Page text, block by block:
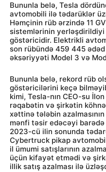
Bununla belə, Tesla
avtomobili ilə tədarüklər
Həmçinin rüb ərzində 11
sistemlərinin yerləşdirildiyi
göstəricidir. Elektrikli
son rübündə 459 445
əksəriyyəti Model 3 və
Bununla belə, rekord rüb
göstəricilərini keçə
kimi, Tesla-nın CEO-su
rəqabətin və şirkətin
xəttinə tələbin
mənfi təsir edəcəyi
2023-cü ilin sonunda
Cybertruck pikap
il ümumi satışlarının
üçün kifayət etmədi və
illik satış azalması ilə